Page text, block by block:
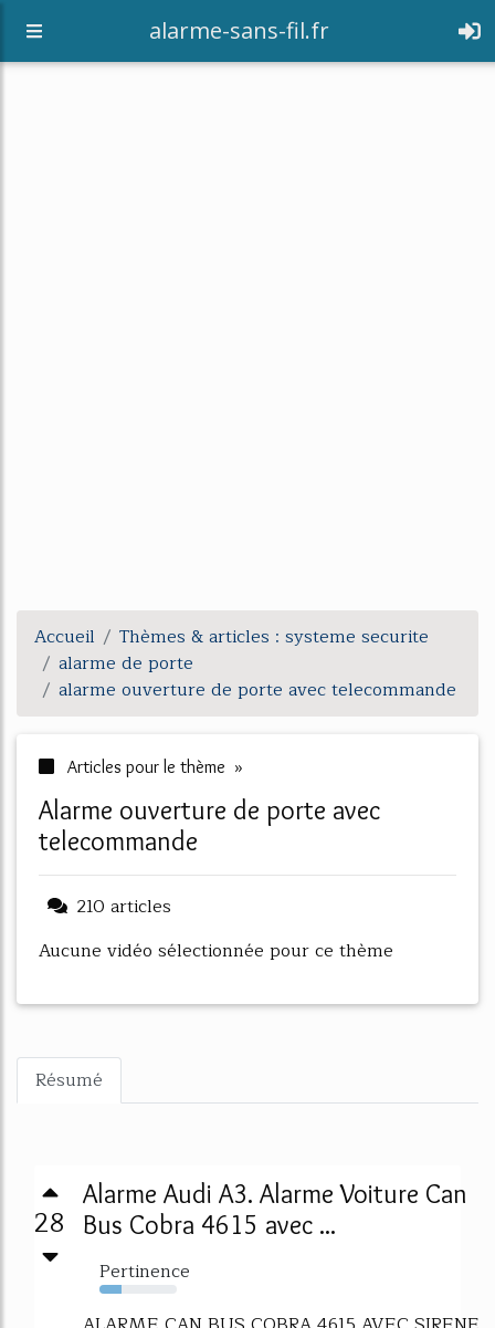
alarme-sans-fil.fr
Accueil
Thèmes & articles : systeme securite
alarme de porte
alarme ouverture de porte avec telecommande
Articles pour le thème »
alarme ouverture de porte avec
telecommande
210 articles
Aucune vidéo sélectionnée pour ce thème
Résumé
28
Alarme Audi A3. Alarme Voiture Can
Bus Cobra 4615 avec ...
Pertinence
28%